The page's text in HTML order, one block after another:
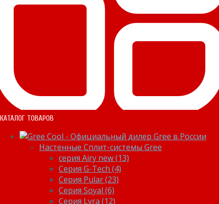
КАТАЛОГ ТОВАРОВ
Настенные Сплит-системы Gree
серия Airy new (13)
Серия G-Tech (4)
Серия Pular (23)
Cерия Soyal (6)
Серия Lyra (12)